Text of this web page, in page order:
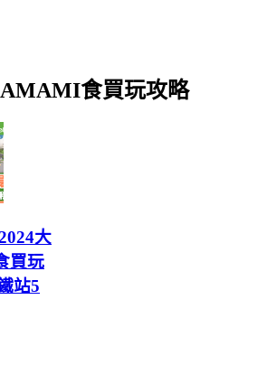
食買玩攻略
大
買玩
站5